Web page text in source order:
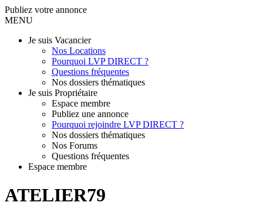
Publiez votre annonce
MENU
Je suis Vacancier
Nos Locations
Pourquoi LVP DIRECT ?
Questions fréquentes
Nos dossiers thématiques
Je suis Propriétaire
Espace membre
Publiez une annonce
Pourquoi rejoindre LVP DIRECT ?
Nos dossiers thématiques
Nos Forums
Questions fréquentes
Espace membre
ATELIER79